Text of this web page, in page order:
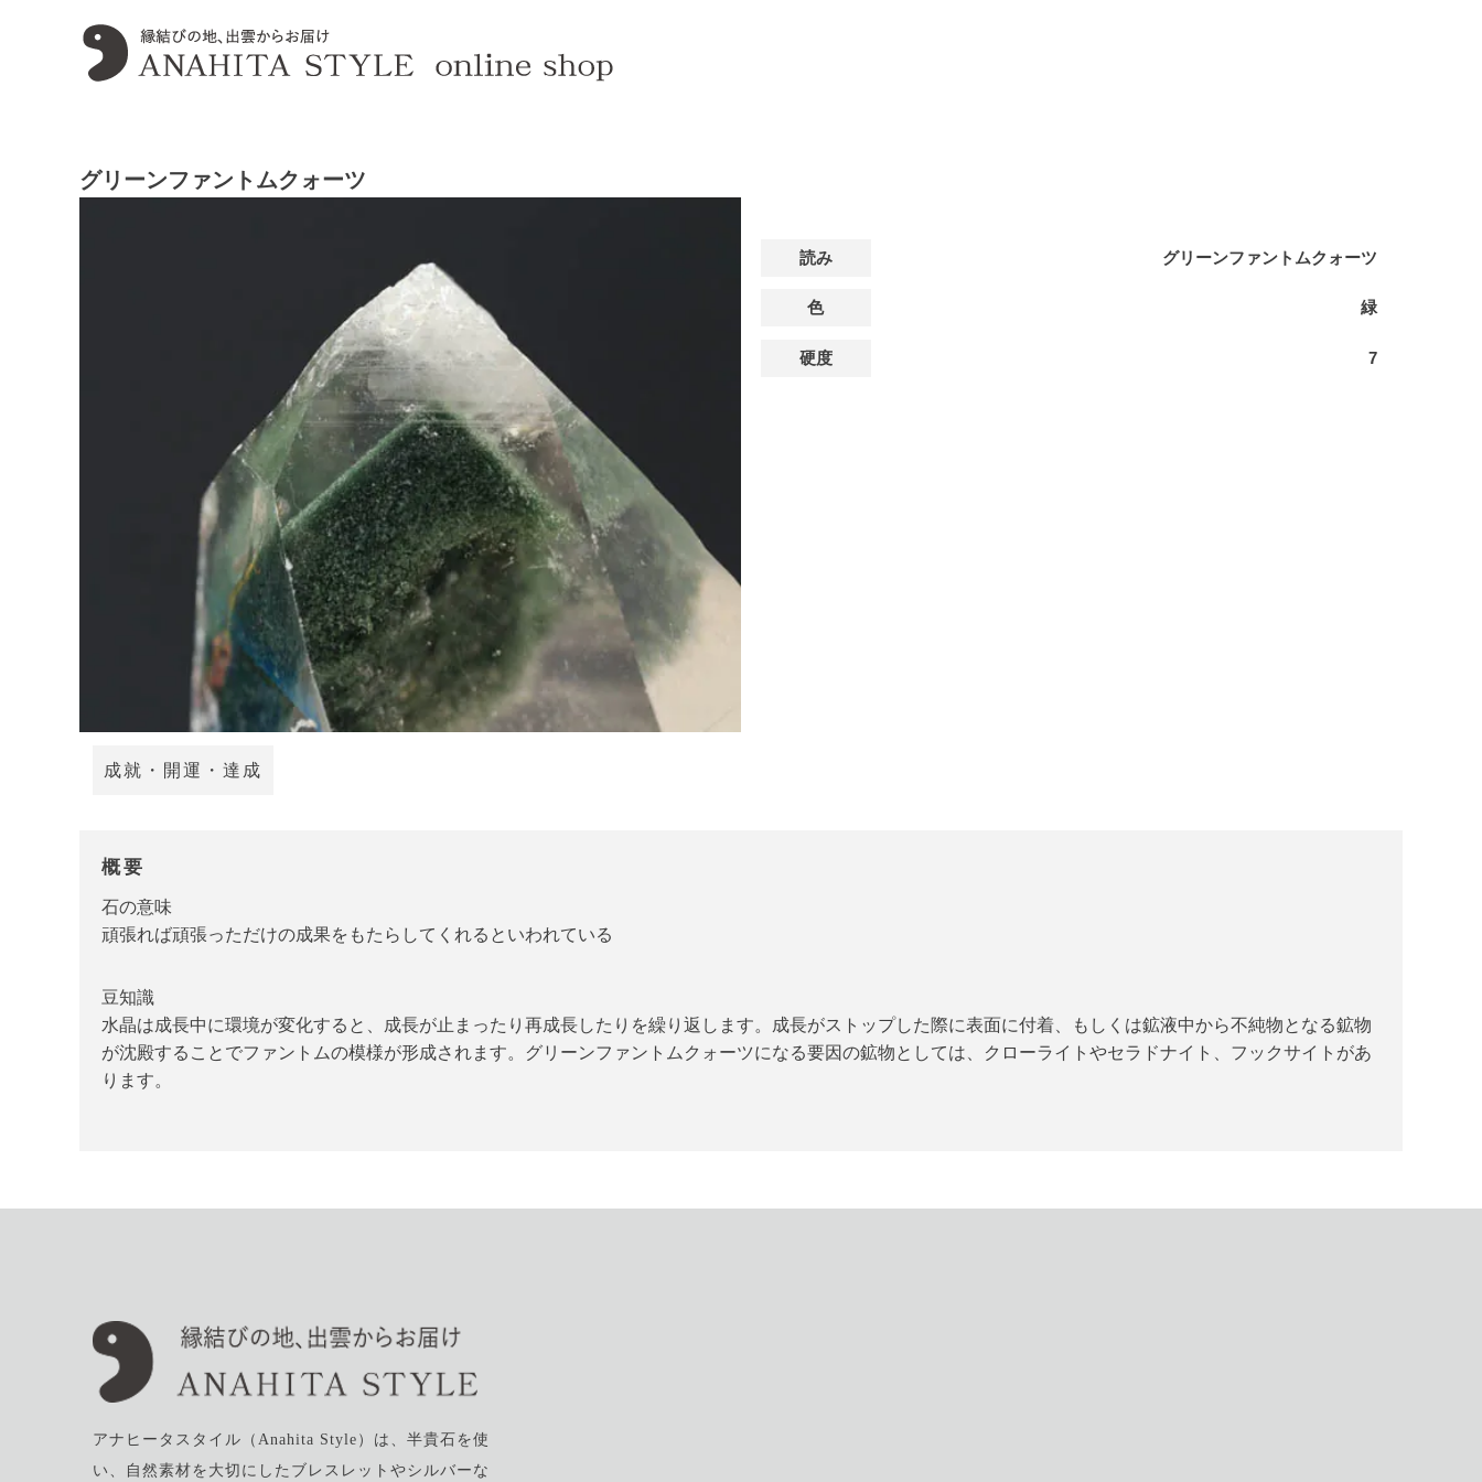
グリーンファントムクォーツ
読み グリーンファントムクォーツ
色 緑
硬度 7
成就・開運・達成
概要
石の意味
頑張れば頑張っただけの成果をもたらしてくれるといわれている
豆知識
水晶は成長中に環境が変化すると、成長が止まったり再成長したりを繰り返します。成長がストップした際に表面に付着、もしくは鉱液中から不純物となる鉱物
が沈殿することでファントムの模様が形成されます。グリーンファントムクォーツになる要因の鉱物としては、クローライトやセラドナイト、フックサイトがあ
ります。
アナヒータスタイル（Anahita Style）は、半貴石を使
い、自然素材を大切にしたブレスレットやシルバーな